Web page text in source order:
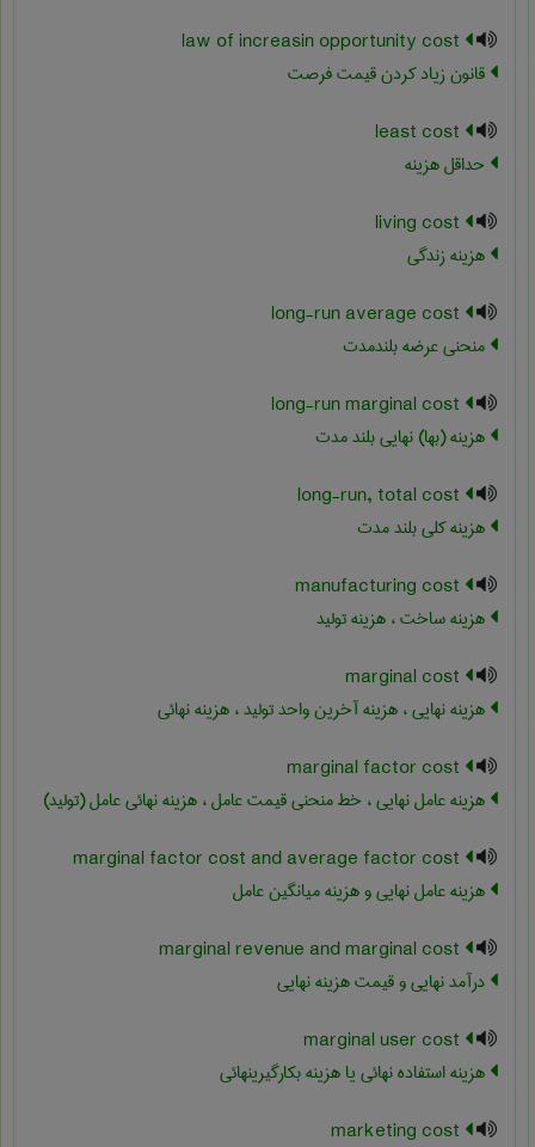
قانون زیاد کردن قیمت فرصت
حداقل هزینه
هزینه زندگی
منحنی عرضه بلندمدت
هزینه (بها) نهایی بلند مدت
هزینه کلی بلند مدت
هزینه ساخت ، هزینه تولید
هزینه نهایی ، هزینه آخرین واحد تولید ، هزینه نهائی
هزینه عامل نهایی ، خط منحنی قیمت عامل ، هزینه نهائی عامل (تولید)
هزینه عامل نهایی و هزینه میانگین عامل
درآمد نهایی و قیمت هزینه نهایی
هزینه استفاده نهائی یا هزینه بکارگیرینهائی